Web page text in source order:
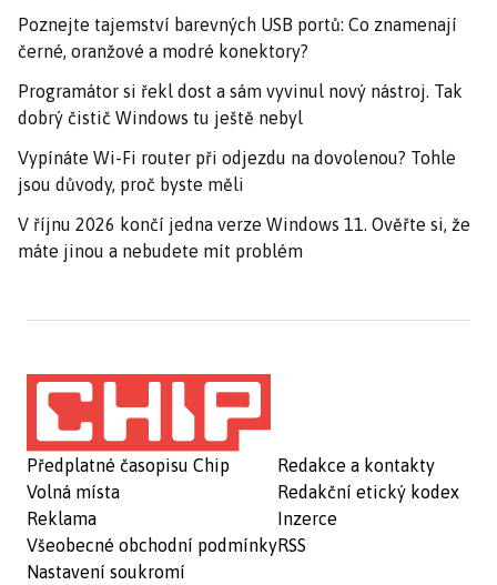
Poznejte tajemství barevných USB portů: Co znamenají
černé, oranžové a modré konektory?
Programátor si řekl dost a sám vyvinul nový nástroj. Tak
dobrý čistič Windows tu ještě nebyl
Vypínáte Wi-Fi router při odjezdu na dovolenou? Tohle
jsou důvody, proč byste měli
V říjnu 2026 končí jedna verze Windows 11. Ověřte si, že
máte jinou a nebudete mít problém
Předplatné časopisu Chip
Volná místa
Reklama
Všeobecné obchodní podmínky
Nastavení soukromí
Redakce a kontakty
Redakční etický kodex
Inzerce
RSS